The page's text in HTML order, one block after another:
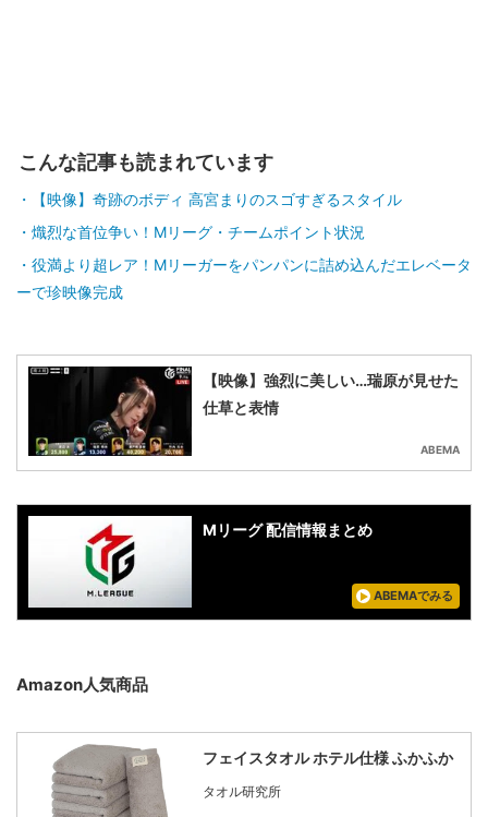
こんな記事も読まれています
【映像】奇跡のボディ 高宮まりのスゴすぎるスタイル
熾烈な首位争い！Mリーグ・チームポイント状況
役満より超レア！Mリーガーをパンパンに詰め込んだエレベータ
ーで珍映像完成
【映像】強烈に美しい…瑞原が見せた
仕草と表情
ABEMA
Mリーグ 配信情報まとめ
ABEMAでみる
Amazon人気商品
フェイスタオル ホテル仕様 ふかふか
タオル研究所